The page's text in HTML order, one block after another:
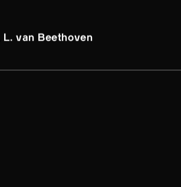
L. van Beethoven